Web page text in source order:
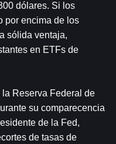
dólares. Si los
por encima de los
sólida ventaja,
en ETFs de
la Reserva Federal de
su comparecencia
de la Fed,
de tasas de